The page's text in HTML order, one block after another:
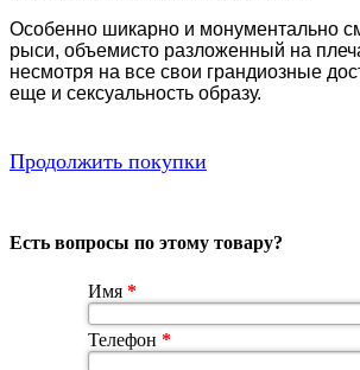
Особенно шикарно и монументально
рыси, объемисто разложенный на
несмотря на все свои грандиозные
еще и сексуальность образу.
Продолжить покупки
Есть вопросы по этому товару?
Имя *
Телефон *